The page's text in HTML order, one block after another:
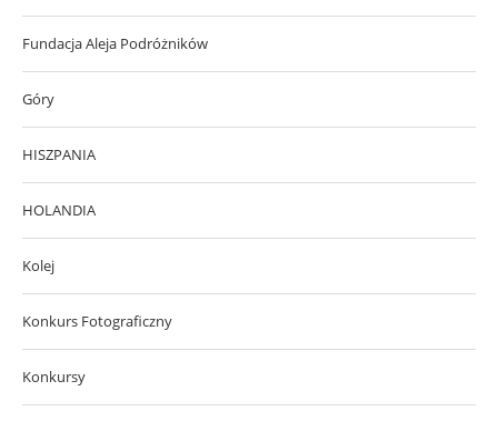
Fundacja Aleja Podróżników
Góry
HISZPANIA
HOLANDIA
Kolej
Konkurs Fotograficzny
Konkursy